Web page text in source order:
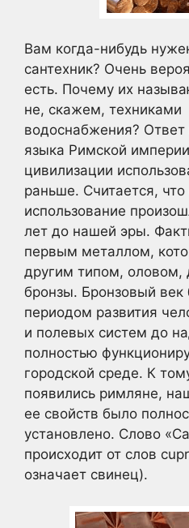
Вам когда-нибудь
сантехник? Очень
есть. Почему их
не, скажем, техниками
водоснабжения? Ответ
языка Римской
цивилизации
раньше. Считается,
использование
лет до нашей эры.
первым металлом,
другим типом, оловом,
бронзы. Бронзовый
периодом развития
и полевых систем до
полностью
городской среде. К
появились римляне,
ее свойств было
установлено. Слово
происходит от слов
означает свинец).